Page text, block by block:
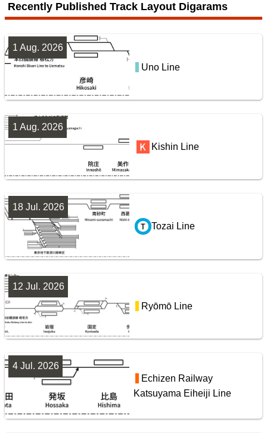
Recently Published Track Layout Digarams
Uno Line
1 Aug. 2026
Kishin Line
1 Aug. 2026
Tozai Line
18 Jul. 2026
Ryōmō Line
12 Jul. 2026
Echizen Railway
Katsuyama Eiheiji Line
4 Jul. 2026